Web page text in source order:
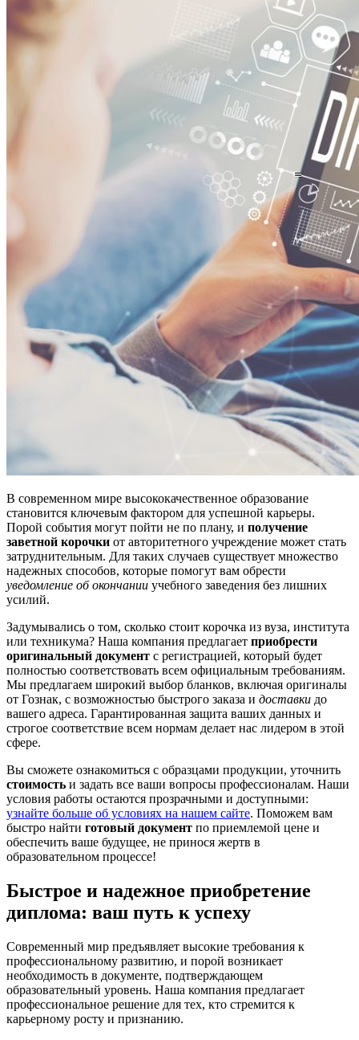
В современном мире высококачественное образование
становится ключевым фактором для успешной карьеры.
Порой события могут пойти не по плану, и получение
заветной корочки от авторитетного учреждение может стать
затруднительным. Для таких случаев существует множество
надежных способов, которые помогут вам обрести
уведомление об окончании учебного заведения без лишних
усилий.
Задумывались о том, сколько стоит корочка из вуза, института
или техникума? Наша компания предлагает приобрести
оригинальный документ с регистрацией, который будет
полностью соответствовать всем официальным требованиям.
Мы предлагаем широкий выбор бланков, включая оригиналы
от Гознак, с возможностью быстрого заказа и доставки до
вашего адреса. Гарантированная защита ваших данных и
строгое соответствие всем нормам делает нас лидером в этой
сфере.
Вы сможете ознакомиться с образцами продукции, уточнить
стоимость и задать все ваши вопросы профессионалам. Наши
условия работы остаются прозрачными и доступными:
узнайте больше об условиях на нашем сайте. Поможем вам
быстро найти готовый документ по приемлемой цене и
обеспечить ваше будущее, не принося жертв в
образовательном процессе!
Быстрое и надежное приобретение
диплома: ваш путь к успеху
Современный мир предъявляет высокие требования к
профессиональному развитию, и порой возникает
необходимость в документе, подтверждающем
образовательный уровень. Наша компания предлагает
профессиональное решение для тех, кто стремится к
карьерному росту и признанию.